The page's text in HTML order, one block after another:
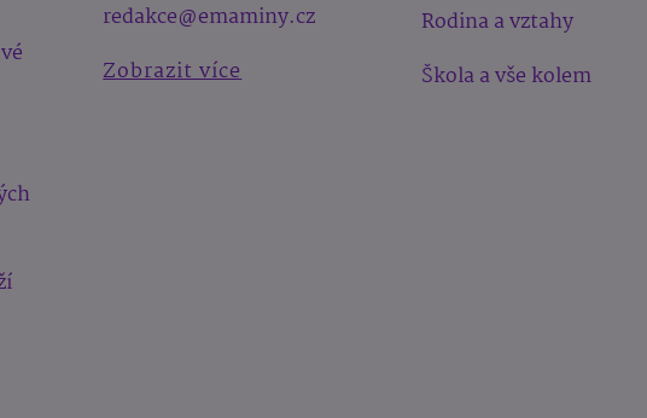
redakce@emaminy.cz
Zobrazit více
Rodina a vztahy
Škola a vše kolem